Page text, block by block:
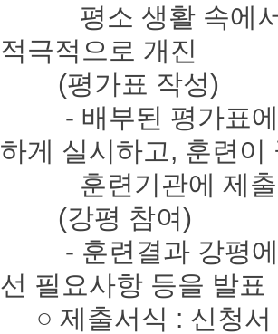
평소 생활 속에서
적극적으로 개진
(평가표 작성)
- 배부된 평가표에
하게 실시하고, 훈련이
훈련기관에 제출
(강평 참여)
- 훈련결과 강평에
선 필요사항 등을 발표
○ 제출서식 : 신청서